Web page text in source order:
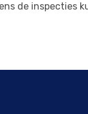
de inspecties